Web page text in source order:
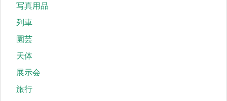
写真用品
列車
園芸
天体
展示会
旅行